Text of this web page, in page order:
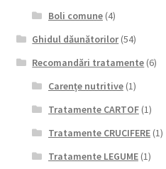
Boli comune(4)
Ghidul dăunătorilor(54)
Recomandări tratamente (6)
Carențe nutritive(1)
Tratamente CARTOF(1)
Tratamente CRUCIFERE(1)
Tratamente LEGUME(1)